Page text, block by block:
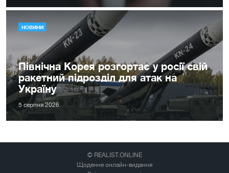
НОВИНИ
Північна Корея розгортає у росії свій
ракетний підрозділ для атак на
Україну
5 серпня 2026
© REALIST.ONLINE
Щоденне онлайн-видання